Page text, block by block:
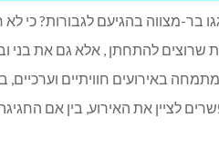
בר-מצווה בהגיעם לגבורות? כי
להתחתן , אלא גם את בני
באירועים חוויתיים
לציין את האירוע, בין אם